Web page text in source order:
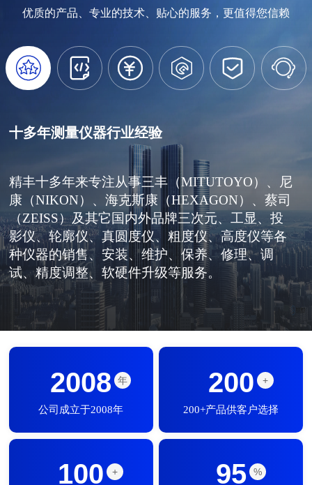
优质的产品、专业的技术、贴心的服务，更值得您信赖
     
十多年测量仪器行业经验
精丰十多年来专注从事三丰（MITUTOYO）、尼
康（NIKON）、海克斯康（HEXAGON）、蔡司
（ZEISS）及其它国内外品牌三次元、工显、投
影仪、轮廓仪、真圆度仪、粗度仪、高度仪等各
种仪器的销售、安装、维护、保养、修理、调
试、精度调整、软硬件升级等服务。
2008 年
公司成立于2008年
200 +
200+产品供客户选择
100 + 95 %